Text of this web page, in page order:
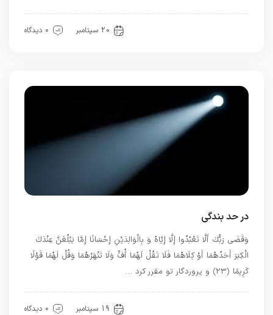
20 سپتامبر 0 دیدگاه
در حد بندگی
وَقَضَى رَبُّكَ أَلَّا تَعْبُدُوا إِلَّا إِيَّاهُ وَ بِالْوَالِدَيْنِ إِحْسَانًا إِمَّا يَبْلُغَنَّ عِنْدَكَ
الْكِبَرَ أَحَدُهُمَا أَوْ كِلَاهُمَا فَلَا تَقُلْ لَهُمَا أُفٍّ وَلَا تَنْهَرْهُمَا وَقُلْ لَهُمَا قَوْلًا
كَرِيمًا ﴿۲۳﴾ و پروردگار تو مقرر كرد …
19 سپتامبر 0 دیدگاه